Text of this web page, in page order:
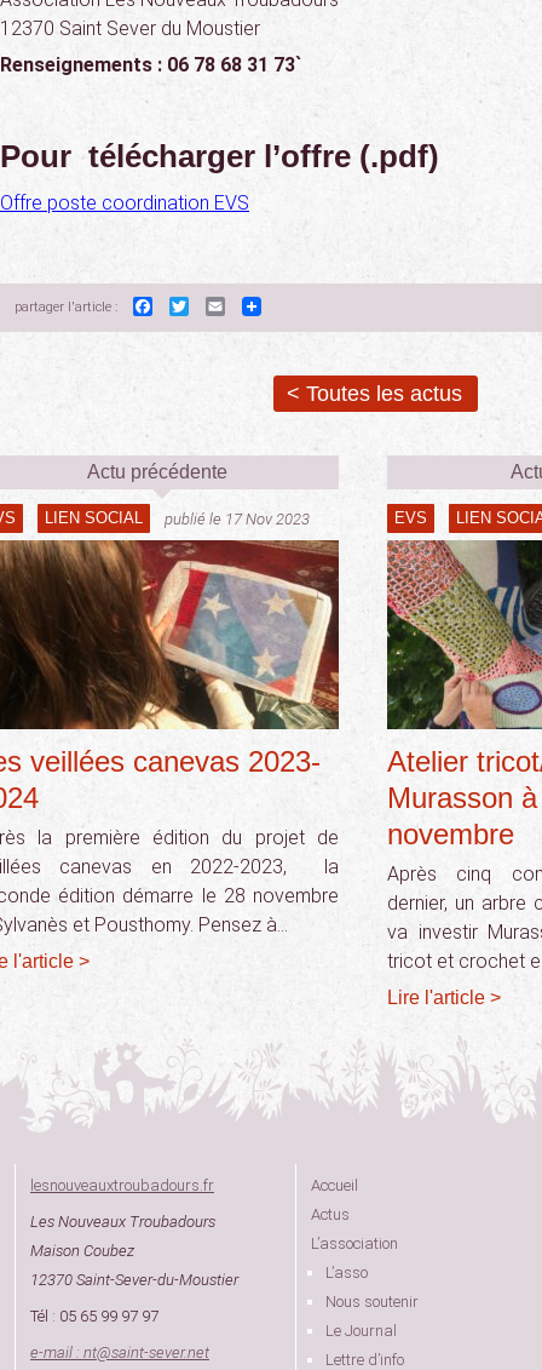
12370 Saint Sever du Moustier
Renseignements : 06 78 68 31 73`
Pour télécharger l’offre (.pdf)
Offre poste coordination EVS
partager l'article : Facebook
TwitterEmail
< Toutes les actus
Actu précédente
LIEN SOCIAL publié le 17 Nov 2023
veillées canevas 2023-
la première édition du projet de
canevas en 2022-2023, la
édition démarre le 28 novembre
et Pousthomy. Pensez à…
l'article >
EVS LIEN
Atelier
Murasson
novembre
Après cinq
dernier, un arbre
va investir
tricot et crochet
Lire l'article >
lesnouveauxtroubadours.fr
Les Nouveaux Troubadours
Maison Coubez
12370 Saint-Sever-du-Moustier
Tél : 05 65 99 97 97
e-mail : nt@saint-sever.net
Accueil
Actus
L’association
L’asso
Nous soutenir
Le Journal
Lettre d’info